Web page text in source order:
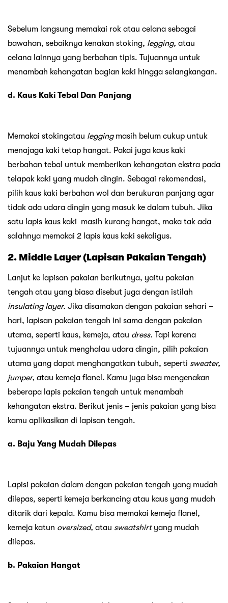
Sebelum langsung memakai rok atau celana sebagai
bawahan, sebaiknya kenakan stoking, legging, atau
celana lainnya yang berbahan tipis. Tujuannya untuk
menambah kehangatan bagian kaki hingga selangkangan.
d. Kaus Kaki Tebal Dan Panjang
Memakai stokingatau legging masih belum cukup untuk
menajaga kaki tetap hangat. Pakai juga kaus kaki
berbahan tebal untuk memberikan kehangatan ekstra pada
telapak kaki yang mudah dingin. Sebagai rekomendasi,
pilih kaus kaki berbahan wol dan berukuran panjang agar
tidak ada udara dingin yang masuk ke dalam tubuh. Jika
satu lapis kaus kaki masih kurang hangat, maka tak ada
salahnya memakai 2 lapis kaus kaki sekaligus.
2. Middle Layer (Lapisan Pakaian Tengah)
Lanjut ke lapisan pakaian berikutnya, yaitu pakaian
tengah atau yang biasa disebut juga dengan istilah
insulating layer. Jika disamakan dengan pakaian sehari –
hari, lapisan pakaian tengah ini sama dengan pakaian
utama, seperti kaus, kemeja, atau dress. Tapi karena
tujuannya untuk menghalau udara dingin, pilih pakaian
utama yang dapat menghangatkan tubuh, seperti sweater,
jumper, atau kemeja flanel. Kamu juga bisa mengenakan
beberapa lapis pakaian tengah untuk menambah
kehangatan ekstra. Berikut jenis – jenis pakaian yang bisa
kamu aplikasikan di lapisan tengah.
a. Baju Yang Mudah Dilepas
Lapisi pakaian dalam dengan pakaian tengah yang mudah
dilepas, seperti kemeja berkancing atau kaus yang mudah
ditarik dari kepala. Kamu bisa memakai kemeja flanel,
kemeja katun oversized, atau sweatshirtyang mudah
dilepas.
b. Pakaian Hangat